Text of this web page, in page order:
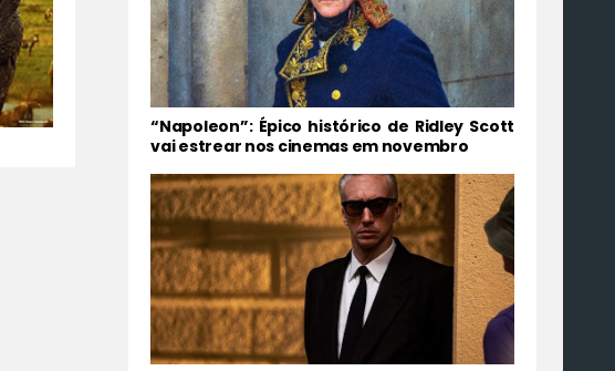
“Napoleon”: Épico histórico de Ridley Scott
vai estrear nos cinemas em novembro